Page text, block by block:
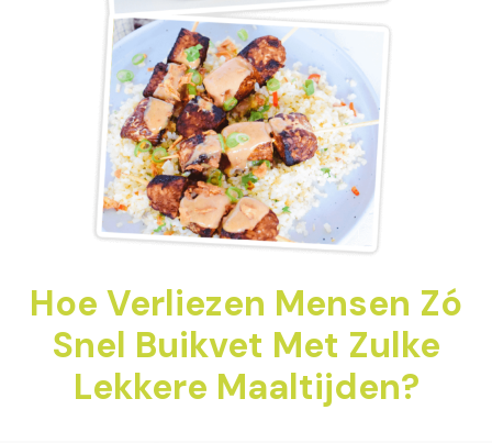
Hoe Verliezen Mensen Zó
Snel Buikvet Met Zulke
Lekkere Maaltijden?